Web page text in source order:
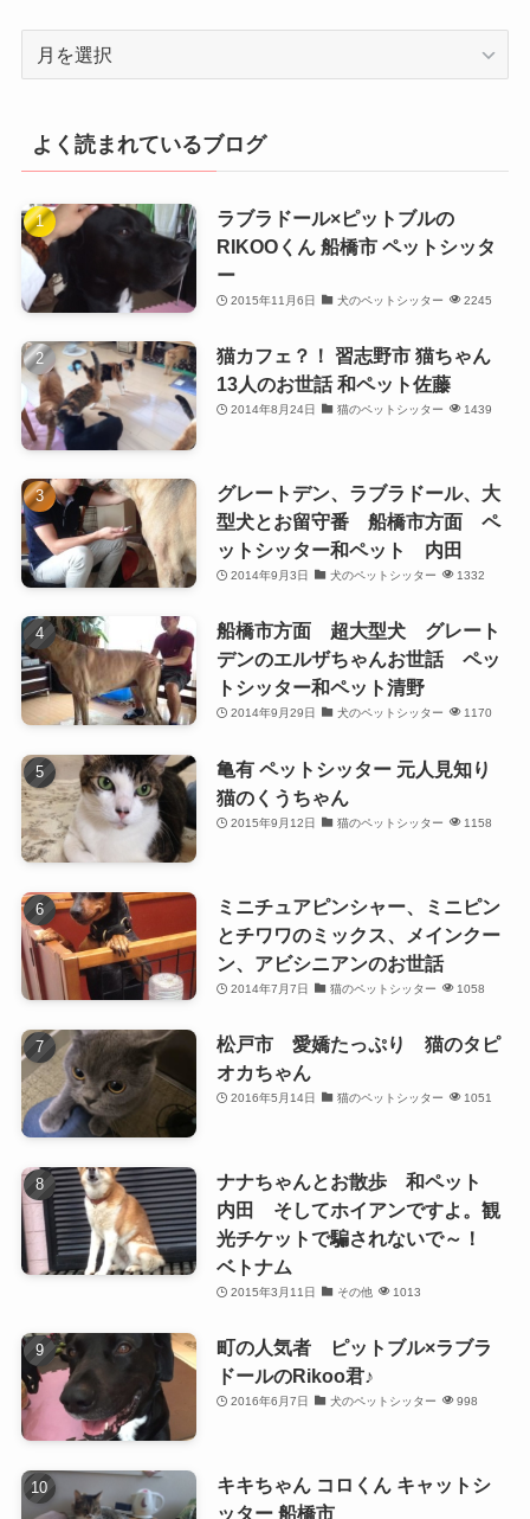
よく読まれているブログ
ラブラドール×ピットブルの
RIKOOくん 船橋市 ペットシッタ
ー
2015年11月6日 犬のペットシッター 2245
猫カフェ？！ 習志野市 猫ちゃん
13人のお世話 和ペット佐藤
2014年8月24日 猫のペットシッター 1439
グレートデン、ラブラドール、大
型犬とお留守番 船橋市方面 ペ
ットシッター和ペット 内田
2014年9月3日 犬のペットシッター 1332
船橋市方面 超大型犬 グレート
デンのエルザちゃんお世話 ペッ
トシッター和ペット清野
2014年9月29日 犬のペットシッター 1170
亀有 ペットシッター 元人見知り
猫のくうちゃん
2015年9月12日 猫のペットシッター 1158
ミニチュアピンシャー、ミニピン
とチワワのミックス、メインクー
ン、アビシニアンのお世話
2014年7月7日 猫のペットシッター 1058
松戸市 愛嬌たっぷり 猫のタピ
オカちゃん
2016年5月14日 猫のペットシッター 1051
ナナちゃんとお散歩 和ペット
内田 そしてホイアンですよ。観
光チケットで騙されないで～！
ベトナム
2015年3月11日 その他 1013
町の人気者 ピットブル×ラブラ
ドールのRikoo君♪
2016年6月7日 犬のペットシッター 998
キキちゃん コロくん キャットシ
ッター 船橋市